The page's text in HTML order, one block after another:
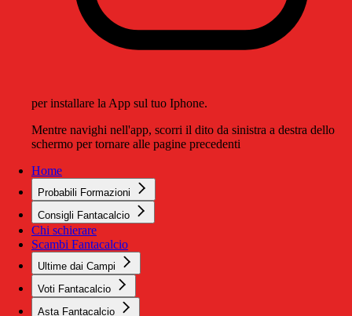
per installare la App sul tuo Iphone.
Mentre navighi nell'app, scorri il dito da sinistra a destra dello
schermo per tornare alle pagine precedenti
Home
Probabili Formazioni
Consigli Fantacalcio
Chi schierare
Scambi Fantacalcio
Ultime dai Campi
Voti Fantacalcio
Asta Fantacalcio